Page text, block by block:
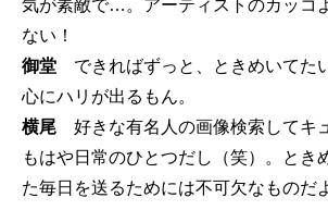
気が素敵で…。アーティストのカッコ
ない！
御堂 できればずっと、ときめいてた
心にハリが出るもん。
横尾 好きな有名人の画像検索してキ
もはや日常のひとつだし（笑）。とき
た毎日を送るためには不可欠なものだ